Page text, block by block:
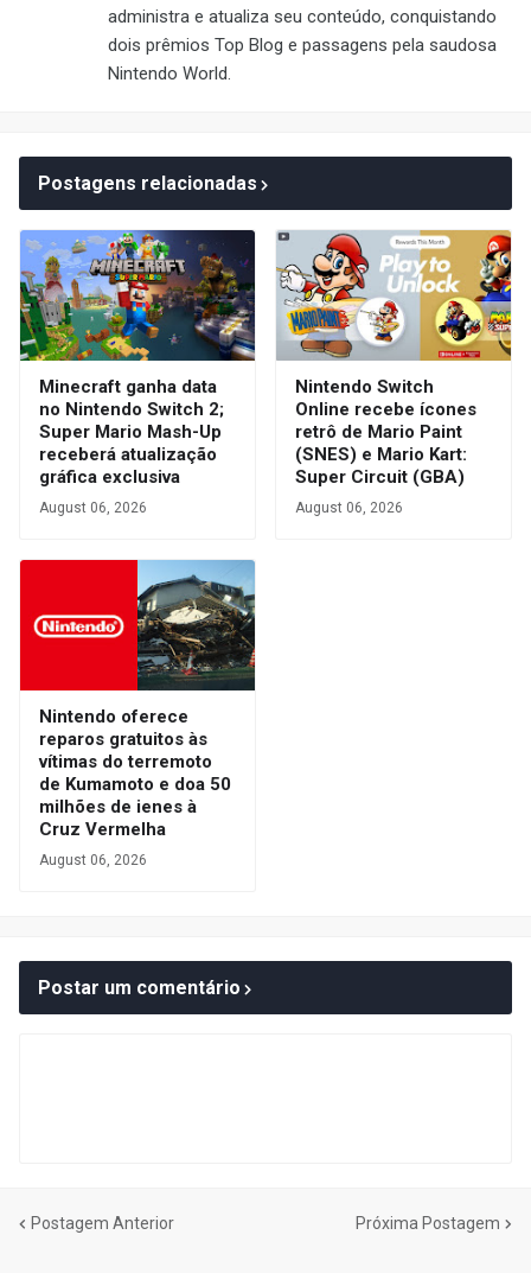
administra e atualiza seu conteúdo, conquistando
dois prêmios Top Blog e passagens pela saudosa
Nintendo World.
Postagens relacionadas
Minecraft ganha data
no Nintendo Switch 2;
Super Mario Mash-Up
receberá atualização
gráfica exclusiva
August 06, 2026
Nintendo Switch
Online recebe ícones
retrô de Mario Paint
(SNES) e Mario Kart:
Super Circuit (GBA)
August 06, 2026
Nintendo oferece
reparos gratuitos às
vítimas do terremoto
de Kumamoto e doa 50
milhões de ienes à
Cruz Vermelha
August 06, 2026
Postar um comentário
Postagem Anterior Próxima Postagem